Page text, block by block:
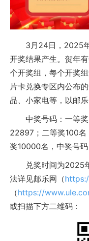
3月24日，2025年
开奖结果产生。贺年
个开奖组，每个开奖
片卡兑换专区内公布
品、小家电等，以邮
中奖号码：一等奖
22897；二等奖100
奖10000名，中奖号码
兑奖时间为2025年
法详见邮乐网（
（https://
或扫描下方二维码：